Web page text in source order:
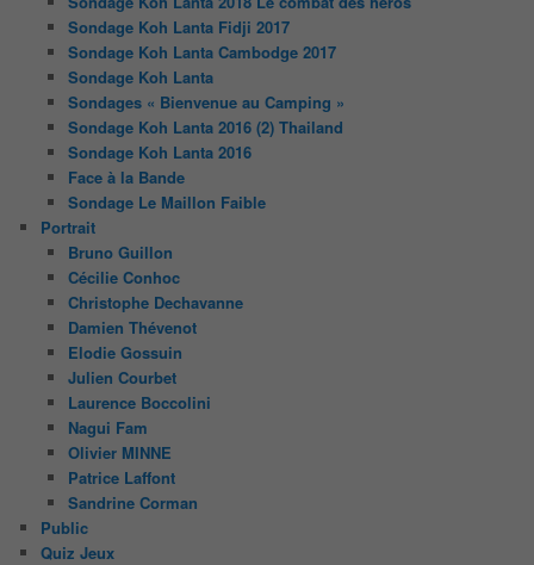
Sondage Koh Lanta Fidji 2017
Sondage Koh Lanta Cambodge 2017
Sondage Koh Lanta
Sondages « Bienvenue au Camping »
Sondage Koh Lanta 2016 (2) Thailand
Sondage Koh Lanta 2016
Face à la Bande
Sondage Le Maillon Faible
Portrait
Bruno Guillon
Cécilie Conhoc
Christophe Dechavanne
Damien Thévenot
Elodie Gossuin
Julien Courbet
Laurence Boccolini
Nagui Fam
Olivier MINNE
Patrice Laffont
Sandrine Corman
Public
Quiz Jeux